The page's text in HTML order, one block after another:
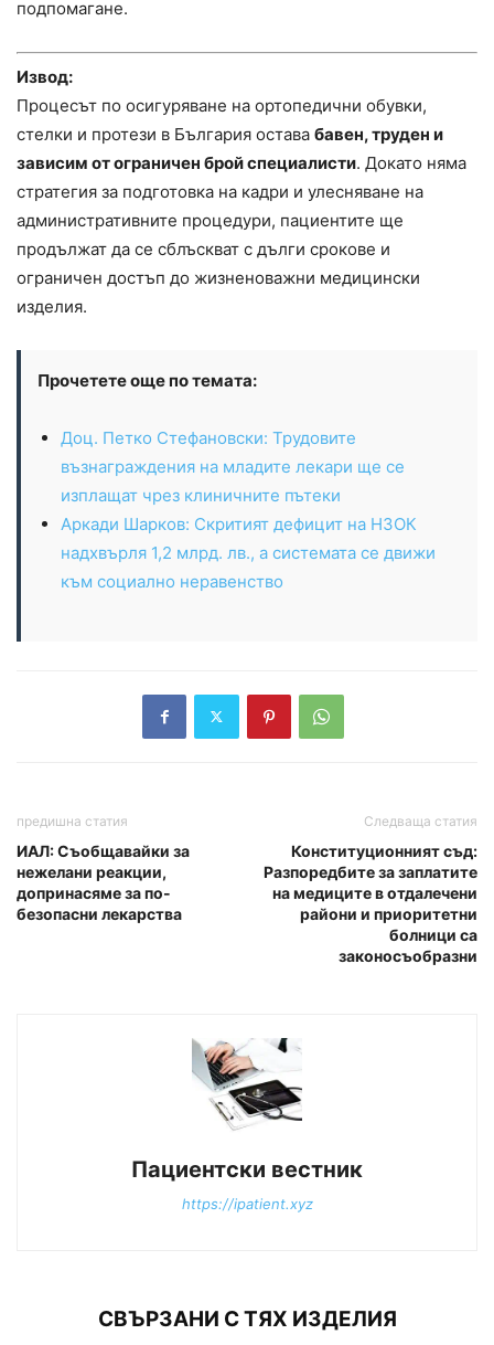
подпомагане.
Извод:
Процесът по осигуряване на ортопедични обувки,
стелки и протези в България остава бавен, труден и
зависим от ограничен брой специалисти. Докато няма
стратегия за подготовка на кадри и улесняване на
административните процедури, пациентите ще
продължат да се сблъскват с дълги срокове и
ограничен достъп до жизненоважни медицински
изделия.
Прочетете още по темата:
Доц. Петко Стефановски: Трудовите
възнаграждения на младите лекари ще се
изплащат чрез клиничните пътеки
Аркади Шарков: Скритият дефицит на НЗОК
надхвърля 1,2 млрд. лв., а системата се движи
към социално неравенство
предишна статия
ИАЛ: Съобщавайки за
нежелани реакции,
допринасяме за по-
безопасни лекарства
Следваща статия
Конституционният съд:
Разпоредбите за заплатите
на медиците в отдалечени
райони и приоритетни
болници са
законосъобразни
Пациентски вестник
https://ipatient.xyz
СВЪРЗАНИ С ТЯХ ИЗДЕЛИЯ